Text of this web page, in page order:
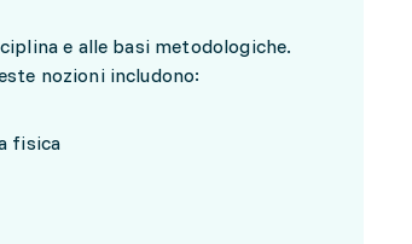
e alle basi metodologiche.
nozioni includono:
fisica